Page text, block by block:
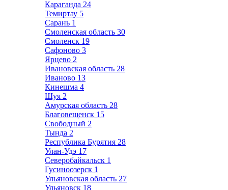
Караганда 24
Темиртау 5
Сарань 1
Смоленская область 30
Смоленск 19
Сафоново 3
Ярцево 2
Ивановская область 28
Иваново 13
Кинешма 4
Шуя 2
Амурская область 28
Благовещенск 15
Свободный 2
Тында 2
Республика Бурятия 28
Улан-Удэ 17
Северобайкальск 1
Гусиноозерск 1
Ульяновская область 27
Ульяновск 18